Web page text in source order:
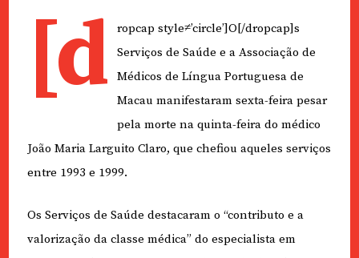
[d
ropcap style≠’circle’]O[/dropcap]s
Serviços de Saúde e a Associação de
Médicos de Língua Portuguesa de
Macau manifestaram sexta-feira pesar
pela morte na quinta-feira do médico
João Maria Larguito Claro, que chefiou aqueles serviços
entre 1993 e 1999.
Os Serviços de Saúde destacaram o “contributo e a
valorização da classe médica” do especialista em